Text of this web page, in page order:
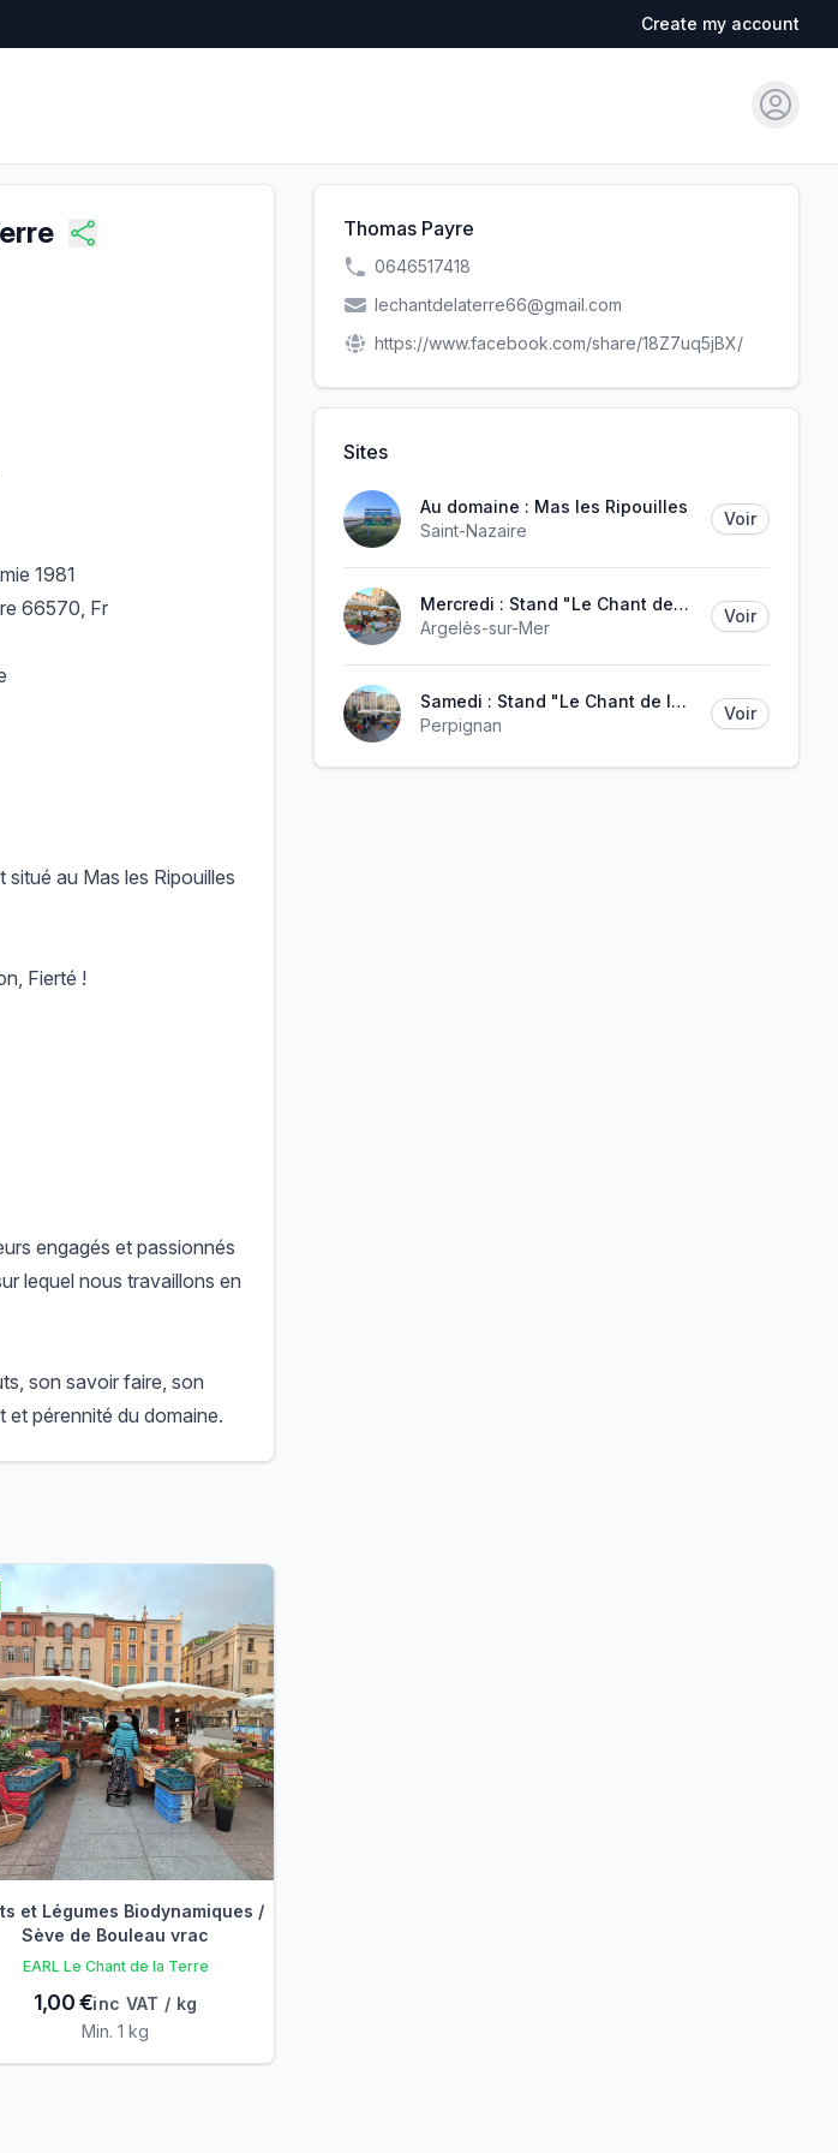
Create my account
Sign in
1981
66570, Fr
au Mas les Ripouilles
Fierté !
engagés et passionnés
lequel nous travaillons en
son savoir faire, son
pérennité du domaine.
et Légumes Biodynamiques /
Sève de Bouleau vrac
EARL Le Chant de la Terre
1,00 €inc VAT / kg
Min. 1 kg
Thomas Payre
0646517418
lechantdelaterre66@gmail.com
https://www.facebook.com/share/18Z7uq5jBX/
Sites
Au domaine : Mas les Ripouilles
Saint-Nazaire
Voir
Mercredi : Stand "Le Chant de la Terre"
Argelès-sur-Mer
Voir
Samedi : Stand "Le Chant de la Terre"
Perpignan
Voir